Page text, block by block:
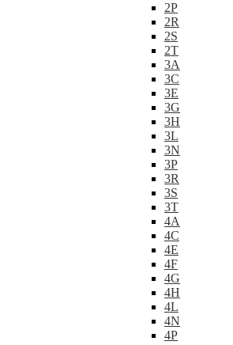
2P
2R
2S
2T
3A
3C
3E
3G
3H
3L
3N
3P
3R
3S
3T
4A
4C
4E
4F
4G
4H
4L
4N
4P